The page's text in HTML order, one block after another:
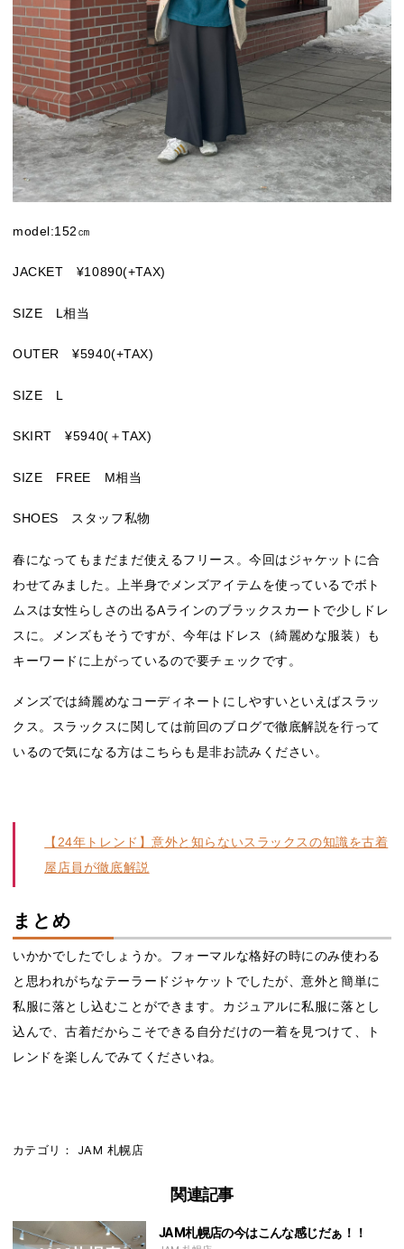
model:152㎝
JACKET ¥10890(+TAX)
SIZE L相当
OUTER ¥5940(+TAX)
SIZE L
SKIRT ¥5940(＋TAX)
SIZE FREE M相当
SHOES スタッフ私物
春になってもまだまだ使えるフリース。今回はジャケットに合
わせてみました。上半身でメンズアイテムを使っているでボト
ムスは女性らしさの出るAラインのブラックスカートで少しドレ
スに。メンズもそうですが、今年はドレス（綺麗めな服装）も
キーワードに上がっているので要チェックです。
メンズでは綺麗めなコーディネートにしやすいといえばスラッ
クス。スラックスに関しては前回のブログで徹底解説を行って
いるので気になる方はこちらも是非お読みください。
【24年トレンド】意外と知らないスラックスの知識を古着
屋店員が徹底解説
まとめ
いかかでしたでしょうか。フォーマルな格好の時にのみ使わる
と思われがちなテーラードジャケットでしたが、意外と簡単に
私服に落とし込むことができます。カジュアルに私服に落とし
込んで、古着だからこそできる自分だけの一着を見つけて、ト
レンドを楽しんでみてくださいね。
カテゴリ： JAM 札幌店
関連記事
JAM札幌店の今はこんな感じだぁ！！